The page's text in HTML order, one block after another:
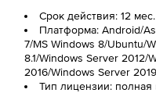
Срок действия: 12 мес.
Платформа: Android/
7/MS Windows 8/Ubuntu/
8.1/Windows Server 2012/
2016/Windows Server
Тип лицензии: полная